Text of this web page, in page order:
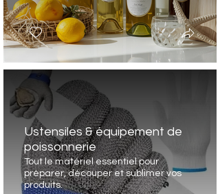
Ustensiles & équipement de
poissonnerie
Tout le matériel essentiel pour
préparer, découper et sublimer vos
produits.